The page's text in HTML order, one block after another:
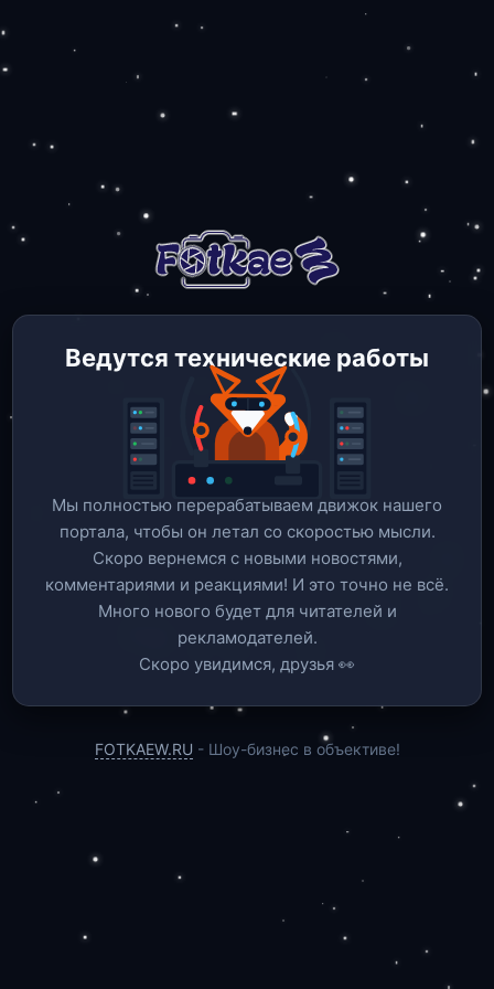
Ведутся технические работы
Мы полностью перерабатываем движок нашего
портала, чтобы он летал со скоростью мысли.
Скоро вернемся c новыми новостями,
комментариями и реакциями! И это точно не всё.
Много нового будет для читателей и
рекламодателей.
Скоро увидимся, друзья 👀
FOTKAEW.RU - Шоу-бизнес в объективе!